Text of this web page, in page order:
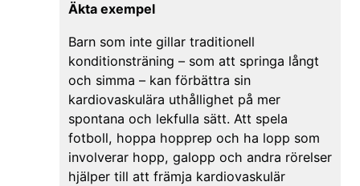
Äkta exempel
Barn som inte gillar traditionell
konditionsträning – som att springa långt
och simma – kan förbättra sin
kardiovaskulära uthållighet på mer
spontana och lekfulla sätt. Att spela
fotboll, hoppa hopprep och ha lopp som
involverar hopp, galopp och andra rörelser
hjälper till att främja kardiovaskulär